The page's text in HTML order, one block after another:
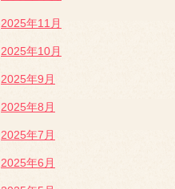
2025年11月
2025年10月
2025年9月
2025年8月
2025年7月
2025年6月